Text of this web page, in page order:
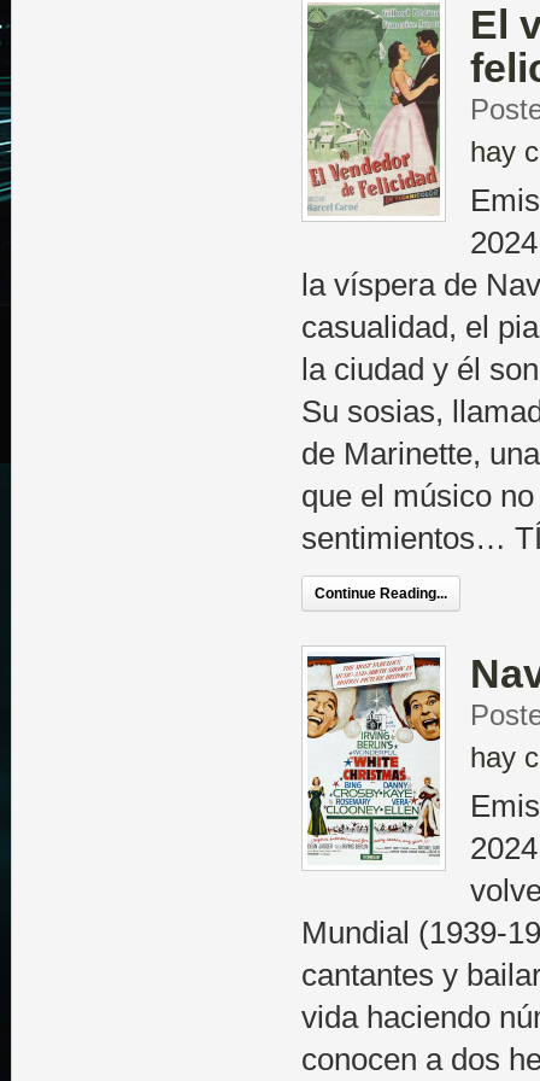
El
hay
la víspera de
casualidad, el
la ciudad y él
Su sosias,
de Marinette,
que el músico
sentimientos…
Continue Reading...
hay
Mundial (1939-
cantantes y
vida haciendo
conocen a dos